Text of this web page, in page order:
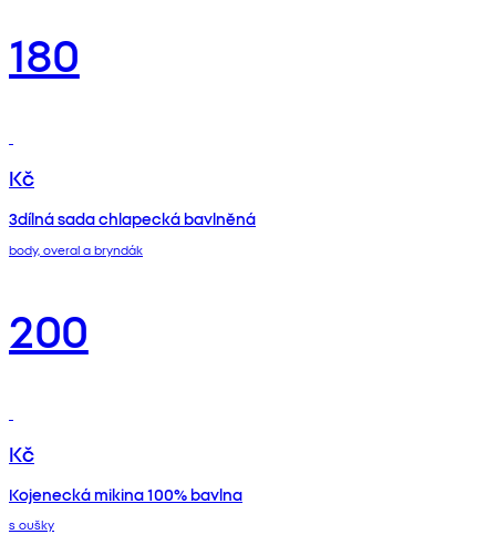
180
Kč
3dílná sada chlapecká bavlněná
body, overal a bryndák
200
Kč
Kojenecká mikina 100% bavlna
s oušky